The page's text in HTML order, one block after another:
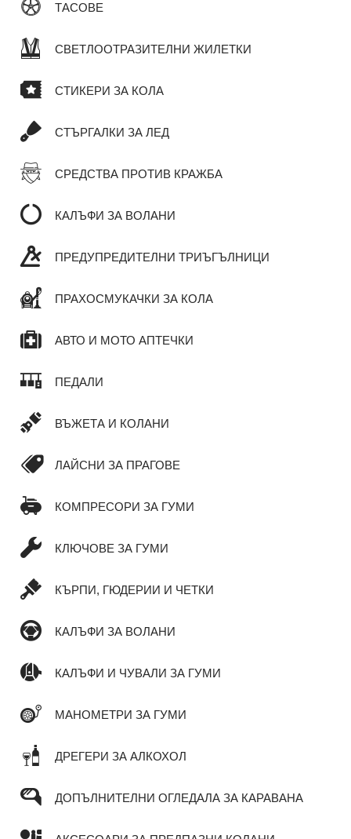
ТАСОВЕ
СВЕТЛООТРАЗИТЕЛНИ ЖИЛЕТКИ
СТИКЕРИ ЗА КОЛА
СТЪРГАЛКИ ЗА ЛЕД
СРЕДСТВА ПРОТИВ КРАЖБА
КАЛЪФИ ЗА ВОЛАНИ
ПРЕДУПРЕДИТЕЛНИ ТРИЪГЪЛНИЦИ
ПРАХОСМУКАЧКИ ЗА КОЛА
АВТО И МОТО АПТЕЧКИ
ПЕДАЛИ
ВЪЖЕТА И КОЛАНИ
ЛАЙСНИ ЗА ПРАГОВЕ
КОМПРЕСОРИ ЗА ГУМИ
КЛЮЧОВЕ ЗА ГУМИ
КЪРПИ, ГЮДЕРИИ И ЧЕТКИ
КАЛЪФИ ЗА ВОЛАНИ
КАЛЪФИ И ЧУВАЛИ ЗА ГУМИ
МАНОМЕТРИ ЗА ГУМИ
ДРЕГЕРИ ЗА АЛКОХОЛ
ДОПЪЛНИТЕЛНИ ОГЛЕДАЛА ЗА КАРАВАНА